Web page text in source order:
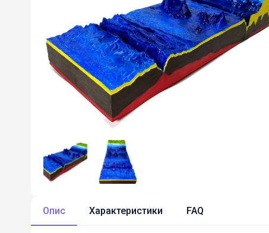
Опис Характеристики FAQ